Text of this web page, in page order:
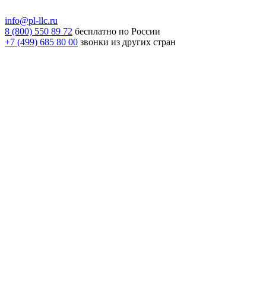
info@pl-llc.ru
8 (800) 550 89 72 бесплатно по России
+7 (499) 685 80 00 звонки из других стран